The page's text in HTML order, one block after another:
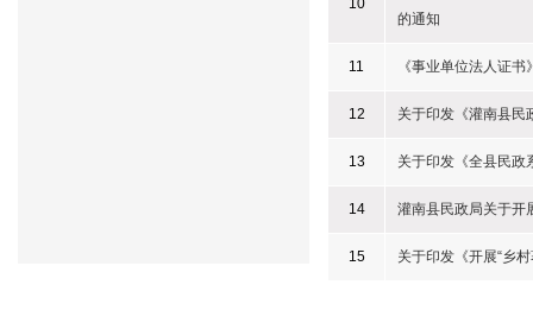
10
的通知
11 《事业单位法人证书
12 关于印发《灌南县民
13 关于印发《全县民政
14 灌南县民政局关于开
15 关于印发《开展“乡